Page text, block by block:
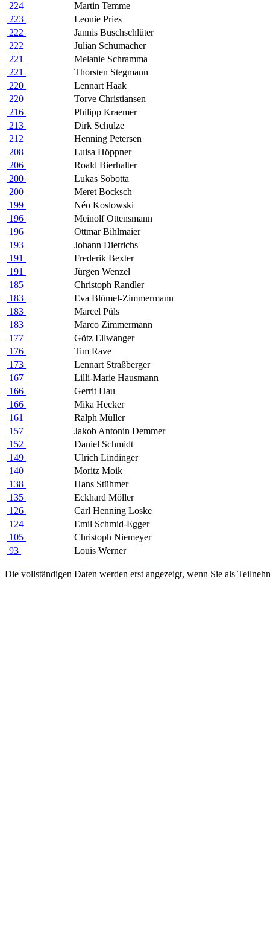
224
Martin Temme
223
Leonie Pries
222
Jannis Buschschlüter
222
Julian Schumacher
221
Melanie Schramma
221
Thorsten Stegmann
220
Lennart Haak
220
Torve Christiansen
216
Philipp Kraemer
213
Dirk Schulze
212
Henning Petersen
208
Luisa Höppner
206
Roald Bierhalter
200
Lukas Sobotta
200
Meret Bocksch
199
Néo Koslowski
196
Meinolf Ottensmann
196
Ottmar Bihlmaier
193
Johann Dietrichs
191
Frederik Bexter
191
Jürgen Wenzel
185
Christoph Randler
183
Eva Blümel-Zimmermann
183
Marcel Püls
183
Marco Zimmermann
177
Götz Ellwanger
176
Tim Rave
173
Lennart Straßberger
167
Lilli-Marie Hausmann
166
Gerrit Hau
166
Mika Hecker
161
Ralph Müller
157
Jakob Antonin Demmer
152
Daniel Schmidt
149
Ulrich Lindinger
140
Moritz Moik
138
Hans Stühmer
135
Eckhard Möller
126
Carl Henning Loske
124
Emil Schmid-Egger
105
Christoph Niemeyer
93
Louis Werner
Die vollständigen Daten werden erst angezeigt, wenn Sie als